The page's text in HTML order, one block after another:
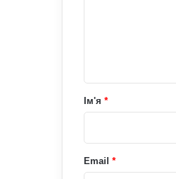
рІм'я *
Email *